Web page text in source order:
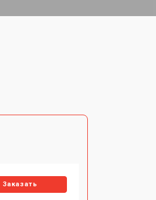
Заказать